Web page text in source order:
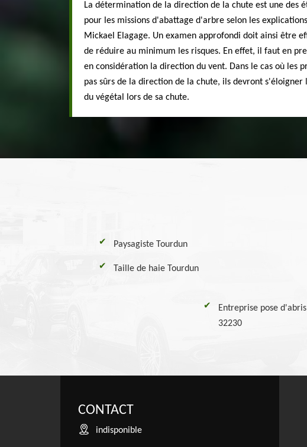
La détermination de la direction de la chute est une des
pour les missions d'abattage d'arbre selon les
Mickael Elagage. Un examen approfondi doit ainsi être
de réduire au minimum les risques. En effet, il faut en
en considération la direction du vent. Dans le cas où les
pas sûrs de la direction de la chute, ils devront s'éloigner
du végétal lors de sa chute.
Paysagiste Tourdun
Taille de haie Tourdun
Entreprise pose
32230
CONTACT
indisponible